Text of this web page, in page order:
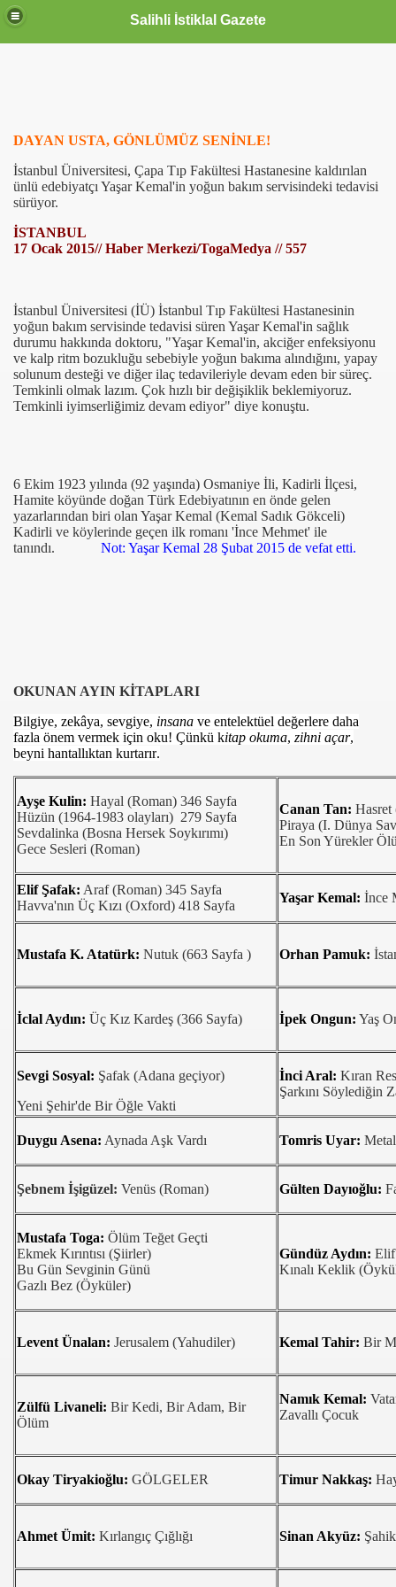
Salihli İstiklal Gazete
DAYAN USTA, GÖNLÜMÜZ SENİNLE!
İstanbul Üniversitesi, Çapa Tıp Fakültesi Hastanesine kaldırılan
ünlü edebiyatçı Yaşar Kemal'in yoğun bakım servisindeki tedavisi
sürüyor.
İSTANBUL
17 Ocak 2015// Haber Merkezi/TogaMedya // 557
İstanbul Üniversitesi (İÜ) İstanbul Tıp Fakültesi Hastanesinin
yoğun bakım servisinde tedavisi süren Yaşar Kemal'in sağlık
durumu hakkında doktoru, "Yaşar Kemal'in, akciğer enfeksiyonu
ve kalp ritm bozukluğu sebebiyle yoğun bakıma alındığını, yapay
solunum desteği ve diğer ilaç tedavileriyle devam eden bir süreç.
Temkinli olmak lazım. Çok hızlı bir değişiklik beklemiyoruz.
Temkinli iyimserliğimiz devam ediyor" diye konuştu.
6 Ekim 1923 yılında (92 yaşında) Osmaniye İli, Kadirli İlçesi,
Hamite köyünde doğan Türk Edebiyatının en önde gelen
yazarlarından biri olan Yaşar Kemal (Kemal Sadık Gökceli)
Kadirli ve köylerinde geçen ilk romanı 'İnce Mehmet' ile
tanındı. Not: Yaşar Kemal 28 Şubat 2015 de vefat etti.
OKUNAN AYIN KİTAPLARI
Bilgiye, zekâya, sevgiye, insana ve entelektüel değerlere daha
fazla önem vermek için oku! Çünkü kitap okuma, zihni açar,
beyni hantallıktan kurtarır.
Ayşe Kulin: Hayal (Roman) 346 Sayfa
Hüzün (1964-1983 olayları) 279 Sayfa
Sevdalinka (Bosna Hersek Soykırımı)
Gece Sesleri (Roman)
Canan Tan: Hasret
Piraya (I. Dünya
En Son Yürekler
Elif Şafak: Araf (Roman) 345 Sayfa
Havva'nın Üç Kızı (Oxford) 418 Sayfa
Yaşar Kemal: İnce
Mustafa K. Atatürk: Nutuk (663 Sayfa ) Orhan Pamuk:
İclal Aydın: Üç Kız Kardeş (366 Sayfa) İpek Ongun: Yaş
Sevgi Sosyal: Şafak (Adana geçiyor)
Yeni Şehir'de Bir Öğle Vakti
İnci Aral: Kıran
Şarkını Söylediğin
Duygu Asena: Aynada Aşk Vardı Tomris Uyar:
Şebnem İşigüzel: Venüs (Roman) Gülten Dayıoğlu:
Mustafa Toga: Ölüm Teğet Geçti
Ekmek Kırıntısı (Şiirler)
Bu Gün Sevginin Günü
Gazlı Bez (Öyküler)
Gündüz Aydın:
Kınalı Keklik
Levent Ünalan: Jerusalem (Yahudiler) Kemal Tahir: Bir
Zülfü Livaneli: Bir Kedi, Bir Adam, Bir
Ölüm
Namık Kemal:
Zavallı Çocuk
Okay Tiryakioğlu: GÖLGELER Timur Nakkaş:
Ahmet Ümit: Kırlangıç Çığlığı Sinan Akyüz:
... 2304-2494
Güclendi
TİYATRO ÖDÜLLERİNİ DAĞITTI
LİSESİ'NE PROJE DESTEĞİ
AYAĞINA GELDİ
BULUNDUTESİ ARASINDA 2 TÜRKİYE, 9
TAMAMLANDI
SERGİ ÖDÜLÜ VERİLDİ
ZEYTİNDE REKOR ÜRETİM
ALDILAR
EURO Veriyor
MUHTEŞEM OLDU
“YARI YARIYA”